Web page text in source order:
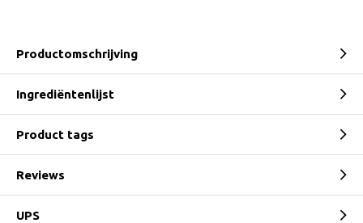
Productomschrijving
Ingrediëntenlijst
Product tags
Reviews
UPS